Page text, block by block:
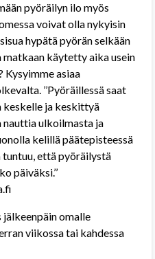
pyöräilyn ilo myös
voivat olla nykyisin
hypätä pyörän selkään
käytetty aika usein
Kysyimme asiaa
’’Pyöräillessä saat
keskelle ja keskittyä
nauttia ulkoilmasta ja
kelillä päätepisteessä
että pyöräilystä
päiväksi.’’
omalle
viikossa tai kahdessa